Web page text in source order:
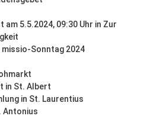
5.5.2024, 09:30 Uhr in Zur
Sonntag 2024
in St. Albert
in St. Laurentius
Antonius